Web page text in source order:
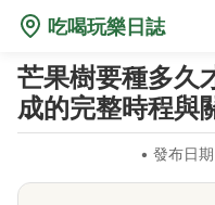
吃喝玩樂日誌
芒果樹要種多久
成的完整時程與
• 發布日